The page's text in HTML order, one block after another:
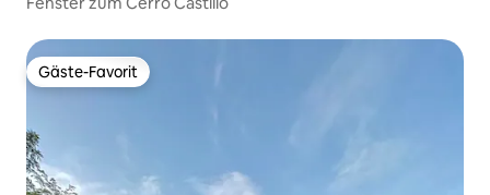
Gäste-Favorit
Gäste-Favorit